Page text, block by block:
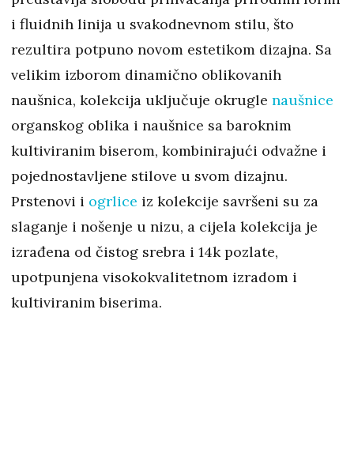
i fluidnih linija u svakodnevnom stilu, što
rezultira potpuno novom estetikom dizajna. Sa
velikim izborom dinamično oblikovanih
naušnica, kolekcija uključuje okrugle naušnice
organskog oblika i naušnice sa baroknim
kultiviranim biserom, kombinirajući odvažne i
pojednostavljene stilove u svom dizajnu.
Prstenovi i ogrlice iz kolekcije savršeni su za
slaganje i nošenje u nizu, a cijela kolekcija je
izrađena od čistog srebra i 14k pozlate,
upotpunjena visokokvalitetnom izradom i
kultiviranim biserima.